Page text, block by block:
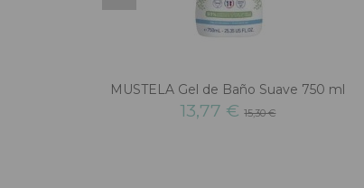
MUSTELA Gel de Baño Suave 750 ml
13,77 €15,30 €